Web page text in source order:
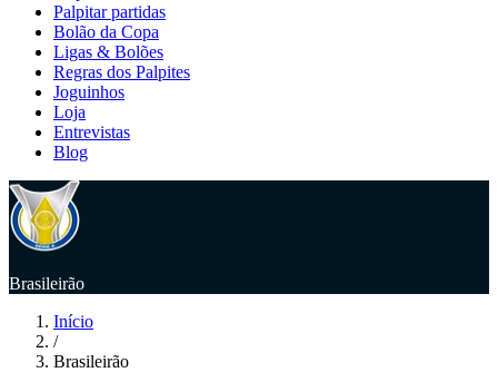
Palpitar partidas
Bolão da Copa
Ligas & Bolões
Regras dos Palpites
Joguinhos
Loja
Entrevistas
Blog
Brasileirão
Início
/
Brasileirão